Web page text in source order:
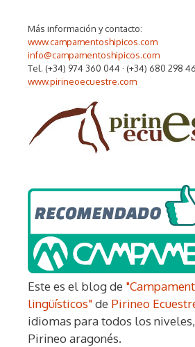
Más información y contacto:
www.campamentoshipicos.com
info@campamentoshipicos.com
Tel. (+34) 974 360 044 · (+34) 680 298
www.pirineoecuestre.com
Este es el blog de
lingüísticos"de Pirineo
idiomas para todos los niveles,
Pirineo aragonés.